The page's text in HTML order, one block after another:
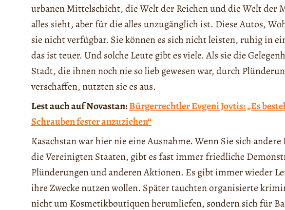
urbanen Mittelschicht, die Welt der Reichen und die Welt der
alles sieht, aber für die alles unzugänglich ist. Diese Autos,
sie nicht verfügbar. Sie können es sich nicht leisten, ruhig in
das ist teuer. Und solche Leute gibt es viele. Als sie die
Stadt, die ihnen noch nie so lieb gewesen war, durch
verschaffen, nutzten sie es aus.
Lest auch auf Novastan:Bürgerrechtler Evgeni Jovtis: „Es
Schrauben fester anzuziehen“
Kasachstan war hier nie eine Ausnahme. Wenn Sie sich
die Vereinigten Staaten, gibt es fast immer friedliche
Plünderungen und anderen Aktionen. Es gibt immer wieder
ihre Zwecke nutzen wollen. Später tauchten organisierte
nicht um Kosmetikboutiquen herumliefen, sondern sich für